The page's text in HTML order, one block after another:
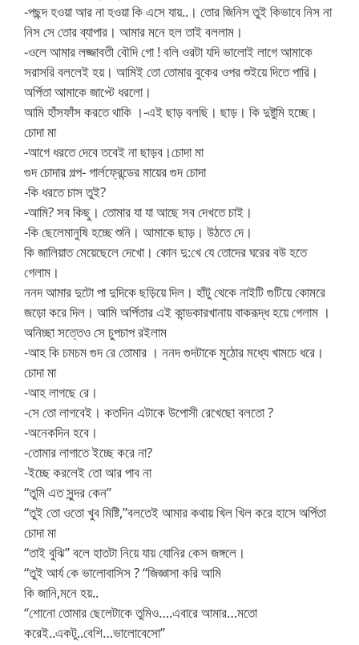
-পছন্দ হওয়া আর না হওয়া কি এসে যায়..। তোর জিনিস তুই কিভাবে নিস না
নিস সে তোর ব্যাপার। আমার মনে হল তাই বললাম।
-ওলে আমার লজ্জাবতী বৌদি গো ! বলি ওরটা যদি ভালোই লাগে আমাকে
সরাসরি বললেই হয়। আমিই তো তোমার বুকের ওপর শুইয়ে দিতে পারি।
অর্পিতা আমাকে জাপ্টে ধরলো।
আমি হাঁসফাঁস করতে থাকি ।-এই ছাড় বলছি। ছাড়। কি দুষ্টুমি হচ্ছে।
চোদা মা
-আগে ধরতে দেবে তবেই না ছাড়ব।চোদা মা
গুদ চোদার গল্প- গার্লফ্রেন্ডের মায়ের গুদ চোদা
-কি ধরতে চাস তুই?
-আমি? সব কিছু। তোমার যা যা আছে সব দেখতে চাই।
-কি ছেলেমানুষি হচ্ছে শুনি। আমাকে ছাড়। উঠতে দে।
কি জালিয়াত মেয়েছেলে দেখো। কোন দু:খে যে তোদের ঘরের বউ হতে
গেলাম।
ননদ আমার দুটো পা দুদিকে ছড়িয়ে দিল। হাঁটু থেকে নাইটি গুটিয়ে কোমরে
জড়ো করে দিল। আমি অর্পিতার এই কান্ডকারখানায় বাকরূদ্ধ হয়ে গেলাম ।
অনিচ্ছা সত্তেও সে চুপচাপ রইলাম
-আহ কি চমচম গুদ রে তোমার । ননদ গুদটাকে মুঠোর মধ্যে খামচে ধরে।
চোদা মা
-আহ লাগছে রে।
-সে তো লাগবেই। কতদিন এটাকে উপোসী রেখেছো বলতো ?
-অনেকদিন হবে।
-তোমার লাগাতে ইচ্ছে করে না?
-ইচ্ছে করলেই তো আর পাব না
“তুমি এত সুন্দর কেন”
“তুই তো ওতো খুব মিষ্টি,”বলতেই আমার কথায় খিল খিল করে হাসে অর্পিতা
চোদা মা
“তাই বুঝি” বলে হাতটা নিয়ে যায় যোনির কেস জঙ্গলে।
“তুই আর্য কে ভালোবাসিস ? “জিজ্ঞাসা করি আমি
কি জানি,মনে হয়..
“শোনো তোমার ছেলেটাকে তুমিও….এবারে আমার…মতো
করেই..একটু..বেশি…ভালোবেসো”